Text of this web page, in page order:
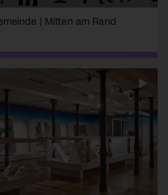
| Mitten am Rand